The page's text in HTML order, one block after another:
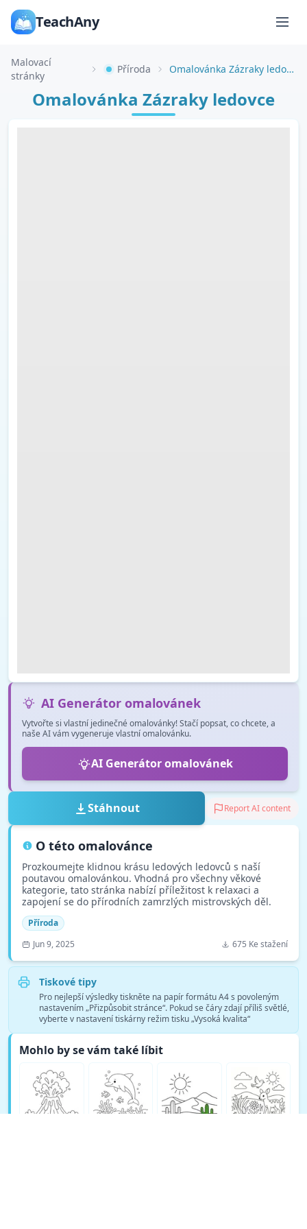
TeachAny
Malovací
stránky
Příroda Omalovánka Zázraky ledovce
Omalovánka Zázraky ledovce
AI Generátor omalovánek
Vytvořte si vlastní jedinečné omalovánky! Stačí popsat, co chcete, a
naše AI vám vygeneruje vlastní omalovánku.
AI Generátor omalovánek
Stáhnout Report AI content
O této omalovánce
Prozkoumejte klidnou krásu ledových ledovců s naší
poutavou omalovánkou. Vhodná pro všechny věkové
kategorie, tato stránka nabízí příležitost k relaxaci a
zapojení se do přírodních zamrzlých mistrovských děl.
Příroda
Jun 9, 2025
675 Ke stažení
Tiskové tipy
Pro nejlepší výsledky tiskněte na papír formátu A4 s povoleným
nastavením „Přizpůsobit stránce“. Pokud se čáry zdají příliš světlé,
vyberte v nastavení tiskárny režim tisku „Vysoká kvalita“
Mohlo by se vám také líbit